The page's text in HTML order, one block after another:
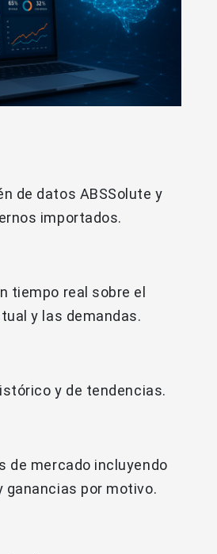
de datos ABSSolute y
importados.
tiempo real sobre el
y las demandas.
y de tendencias.
de mercado incluyendo
ganancias por motivo.